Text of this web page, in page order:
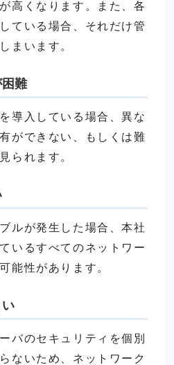
高くなります。また、各
ている場合、それだけ管
まいます。
難
導入している場合、異な
ができない、もしくは難
られます。
ルが発生した場合、本社
いるすべてのネットワー
能性があります。
バのセキュリティを個別
ないため、ネットワーク